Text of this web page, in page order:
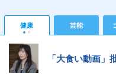
健康 芸能
「大食い動画」